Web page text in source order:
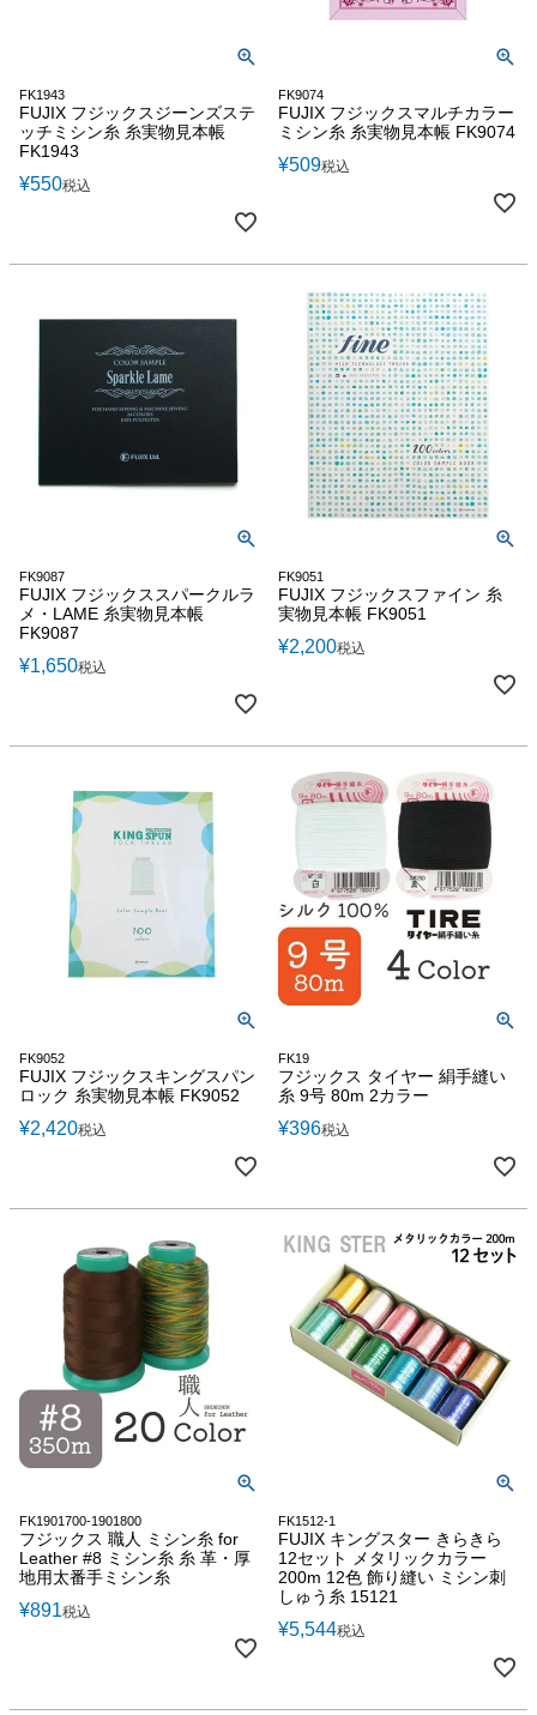
FK1943
FUJIX フジックスジーンズステ
ッチミシン糸 糸実物見本帳
FK1943
¥550税込
FK9074
FUJIX フジックスマルチカラー
ミシン糸 糸実物見本帳 FK9074
¥509税込
FK9087
FUJIX フジックススパークルラ
メ・LAME 糸実物見本帳
FK9087
¥1,650税込
FK9051
FUJIX フジックスファイン 糸
実物見本帳 FK9051
¥2,200税込
FK9052
FUJIX フジックスキングスパン
ロック 糸実物見本帳 FK9052
¥2,420税込
FK19
フジックス タイヤー 絹手縫い
糸 9号 80m 2カラー
¥396税込
FK1901700-1901800
フジックス 職人 ミシン糸 for
Leather #8 ミシン糸 糸 革・厚
地用太番手ミシン糸
¥891税込
FK1512-1
FUJIX キングスター きらきら
12セット メタリックカラー
200m 12色 飾り縫い ミシン刺
しゅう糸 15121
¥5,544税込